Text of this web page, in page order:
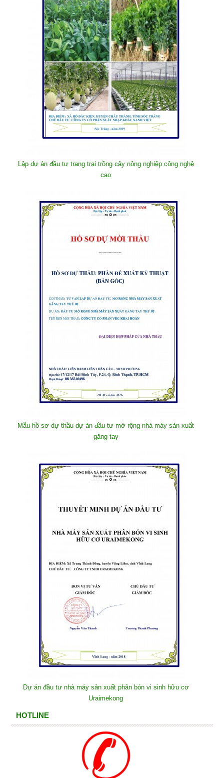
Lập dự án đầu tư trang trại trồng cây nông nghiệp công nghệ
cao
Mẫu hồ sơ dự thầu dự án đầu tư mở rộng nhà máy sản xuất
găng tay
Dự án đầu tư nhà máy sản xuất phân bón vi sinh hữu cơ
Uraimekong
HOTLINE